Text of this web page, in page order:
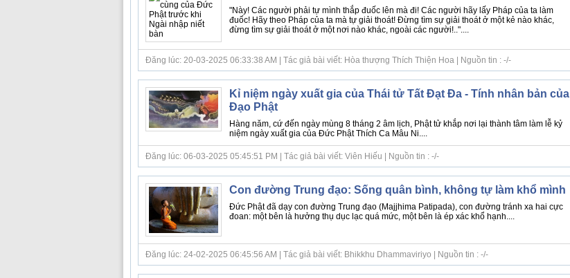
"Này! Các người phải tự mình thắp đuốc lên mà đi! Các người hãy lấy Pháp của ta làm
đuốc! Hãy theo Pháp của ta mà tự giải thoát! Ðừng tìm sự giải thoát ở một kẻ nào khác,
đừng tìm sự giải thoát ở một nơi nào khác, ngoài các người!.."....
Đăng lúc: 20-03-2025 06:33:38 AM | Tác giả bài viết: Hòa thượng Thích Thiện Hoa | Nguồn tin : -/-
Kỉ niệm ngày xuất gia của Thái tử Tất Đạt Đa - Tính nhân bản của
Đạo Phật
Hàng năm, cứ đến ngày mùng 8 tháng 2 âm lịch, Phật tử khắp nơi lại thành tâm làm lễ kỷ
niệm ngày xuất gia của Đức Phật Thích Ca Mâu Ni....
Đăng lúc: 06-03-2025 05:45:51 PM | Tác giả bài viết: Viên Hiếu | Nguồn tin : -/-
Con đường Trung đạo: Sống quân bình, không tự làm khổ mình
Đức Phật đã dạy con đường Trung đạo (Majjhima Patipada), con đường tránh xa hai cực
đoan: một bên là hưởng thụ dục lạc quá mức, một bên là ép xác khổ hạnh....
Đăng lúc: 24-02-2025 06:45:56 AM | Tác giả bài viết: Bhikkhu Dhammaviriyo | Nguồn tin : -/-